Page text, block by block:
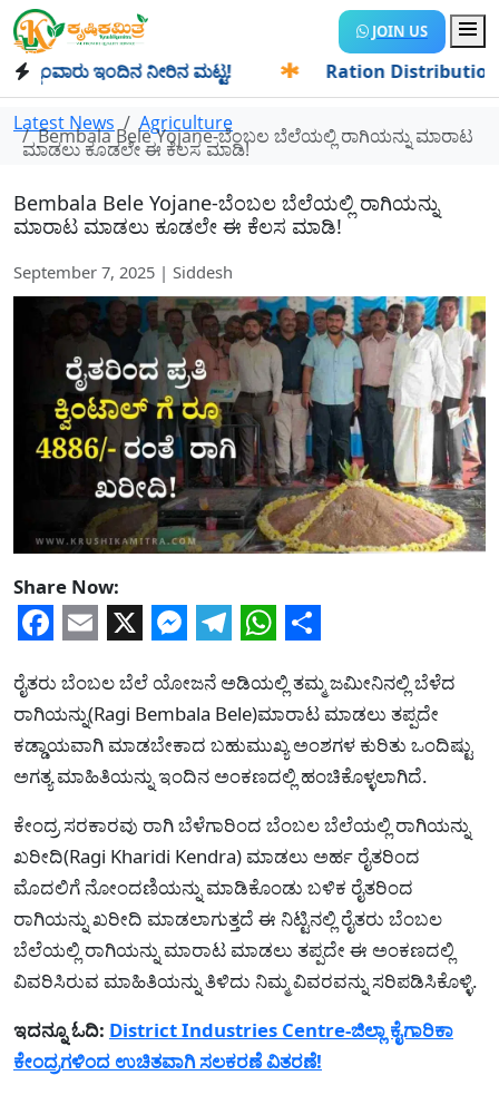
JOIN US
ಇಂದಿನ ನೀರಿನ ಮಟ್ಟ! Ration Distribution-
Latest News Agriculture
Bembala Bele Yojane-ಬೆಂಬಲ ಬೆಲೆಯಲ್ಲಿ ರಾಗಿಯನ್ನು ಮಾರಾಟ
ಮಾಡಲು ಕೂಡಲೇ ಈ ಕೆಲಸ ಮಾಡಿ!
Bembala Bele Yojane-ಬೆಂಬಲ ಬೆಲೆಯಲ್ಲಿ ರಾಗಿಯನ್ನು
ಮಾರಾಟ ಮಾಡಲು ಕೂಡಲೇ ಈ ಕೆಲಸ ಮಾಡಿ!
September 7, 2025 | Siddesh
Share Now:
Facebook
Email
X Messenger
Telegram
WhatsApp
Share
ರೈತರು ಬೆಂಬಲ ಬೆಲೆ ಯೋಜನೆ ಅಡಿಯಲ್ಲಿ ತಮ್ಮ ಜಮೀನಿನಲ್ಲಿ ಬೆಳೆದ
ರಾಗಿಯನ್ನು(Ragi Bembala Bele)ಮಾರಾಟ ಮಾಡಲು ತಪ್ಪದೇ
ಕಡ್ಡಾಯವಾಗಿ ಮಾಡಬೇಕಾದ ಬಹುಮುಖ್ಯ ಅಂಶಗಳ ಕುರಿತು ಒಂದಿಷ್ಟು
ಅಗತ್ಯ ಮಾಹಿತಿಯನ್ನು ಇಂದಿನ ಅಂಕಣದಲ್ಲಿ ಹಂಚಿಕೊಳ್ಳಲಾಗಿದೆ.
ಕೇಂದ್ರ ಸರಕಾರವು ರಾಗಿ ಬೆಳೆಗಾರಿಂದ ಬೆಂಬಲ ಬೆಲೆಯಲ್ಲಿ ರಾಗಿಯನ್ನು
ಖರೀದಿ(Ragi Kharidi Kendra) ಮಾಡಲು ಅರ್ಹ ರೈತರಿಂದ
ಮೊದಲಿಗೆ ನೋಂದಣಿಯನ್ನು ಮಾಡಿಕೊಂಡು ಬಳಿಕ ರೈತರಿಂದ
ರಾಗಿಯನ್ನು ಖರೀದಿ ಮಾಡಲಾಗುತ್ತದೆ ಈ ನಿಟ್ಟಿನಲ್ಲಿ ರೈತರು ಬೆಂಬಲ
ಬೆಲೆಯಲ್ಲಿ ರಾಗಿಯನ್ನು ಮಾರಾಟ ಮಾಡಲು ತಪ್ಪದೇ ಈ ಅಂಕಣದಲ್ಲಿ
ವಿವರಿಸಿರುವ ಮಾಹಿತಿಯನ್ನು ತಿಳಿದು ನಿಮ್ಮ ವಿವರವನ್ನು ಸರಿಪಡಿಸಿಕೊಳ್ಳಿ.
ಇದನ್ನೂ ಓದಿ: District Industries Centre-ಜಿಲ್ಲಾ ಕೈಗಾರಿಕಾ
ಕೇಂದ್ರಗಳಿಂದ ಉಚಿತವಾಗಿ ಸಲಕರಣೆ ವಿತರಣೆ!